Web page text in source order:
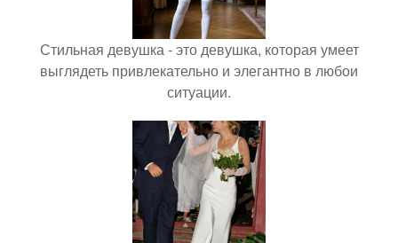
Стильная девушка - это девушка, которая умеет
выглядеть привлекательно и элегантно в любои
ситуации.